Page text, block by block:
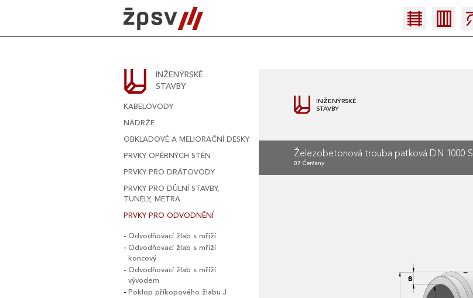
INŽENÝRSKÉ
STAVBY
KABELOVODY
NÁDRŽE
OBKLADOVÉ A MELIORAČNÍ DESKY
PRVKY OPĚRNÝCH STĚN
PRVKY PRO DRÁTOVODY
PRVKY PRO DŮLNÍ STAVBY,
TUNELY, METRA
PRVKY PRO ODVODNĚNÍ
Odvodňovací žlab s mříží
Odvodňovací žlab s mříží
koncový
Odvodňovací žlab s mříží
vývodem
Poklop příkopového žlabu J
INŽENÝRSKÉ
STAVBY
Železobetonová trouba patková DN 1000 S
07 Čerčany